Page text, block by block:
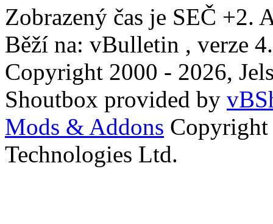
Zobrazený čas je SEČ +2.
Běží na: vBulletin , verze
Copyright 2000 - 2026,
Shoutbox provided by
Mods & Addons
Technologies Ltd.